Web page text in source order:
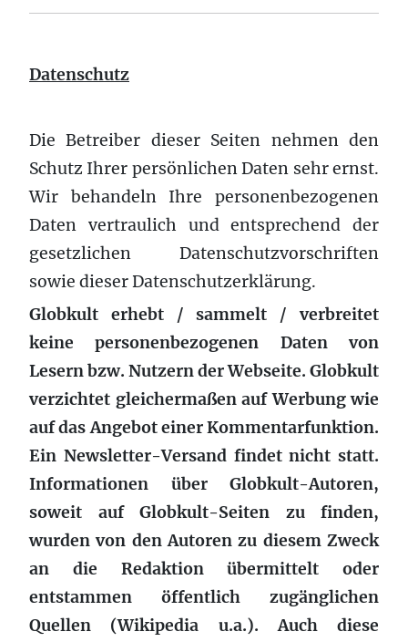
Datenschutz
Die Betreiber dieser Seiten nehmen den
Schutz Ihrer persönlichen Daten sehr ernst.
Wir behandeln Ihre personenbezogenen
Daten vertraulich und entsprechend der
gesetzlichen Datenschutzvorschriften
sowie dieser Datenschutzerklärung.
Globkult erhebt / sammelt / verbreitet
keine personenbezogenen Daten von
Lesern bzw. Nutzern der Webseite. Globkult
verzichtet gleichermaßen auf Werbung wie
auf das Angebot einer Kommentarfunktion.
Ein Newsletter-Versand findet nicht statt.
Informationen über Globkult-Autoren,
soweit auf Globkult-Seiten zu finden,
wurden von den Autoren zu diesem Zweck
an die Redaktion übermittelt oder
entstammen öffentlich zugänglichen
Quellen (Wikipedia u.a.). Auch diese